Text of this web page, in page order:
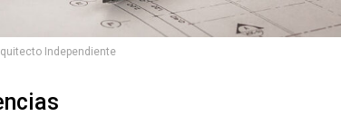
Independiente